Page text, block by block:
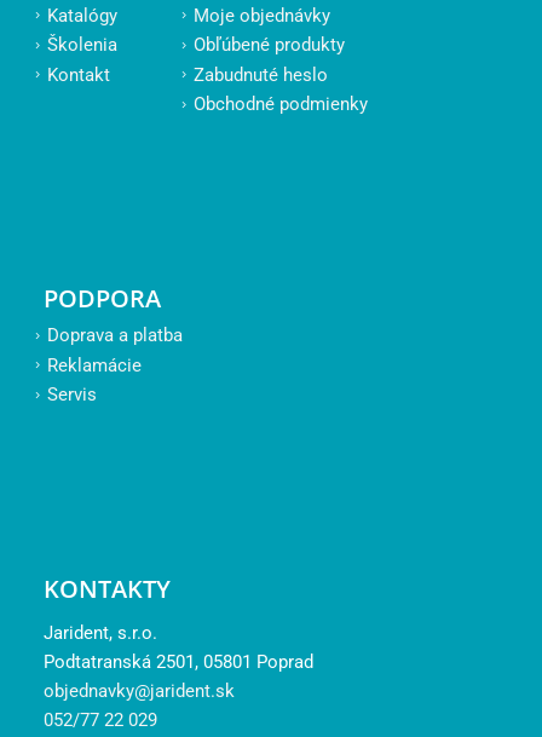
Katalógy
Školenia
Kontakt
Moje objednávky
Obľúbené produkty
Zabudnuté heslo
Obchodné podmienky
PODPORA
Doprava a platba
Reklamácie
Servis
KONTAKTY
Jarident, s.r.o.
Podtatranská 2501, 05801 Poprad
objednavky@jarident.sk
052/77 22 029